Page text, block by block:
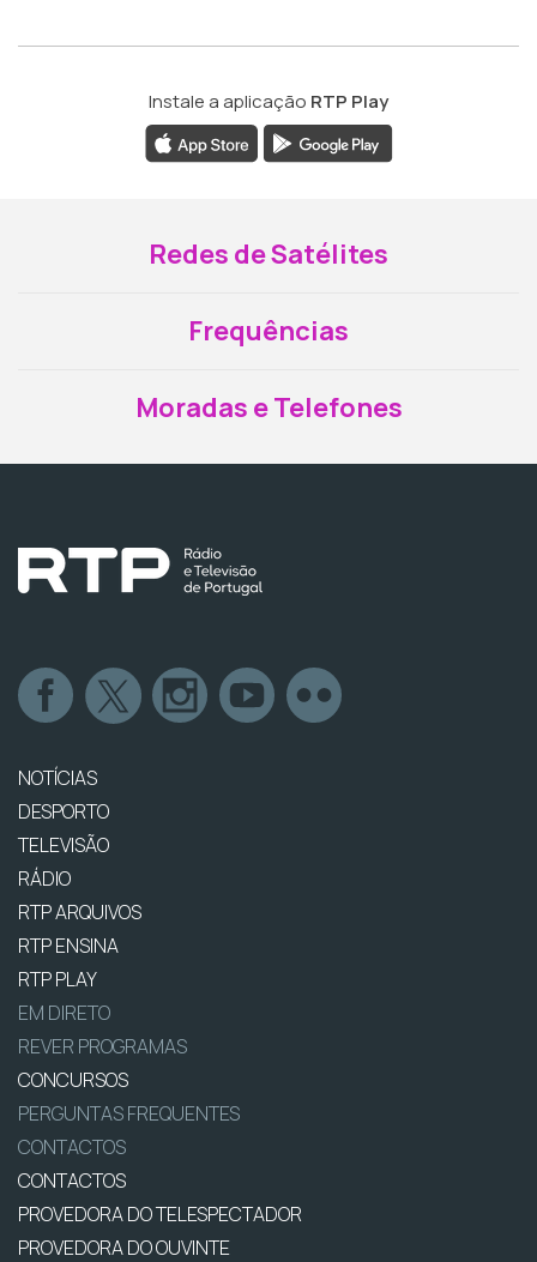
Instale a aplicação RTP Play
Redes de Satélites
Frequências
Moradas e Telefones
NOTÍCIAS
DESPORTO
TELEVISÃO
RÁDIO
RTP ARQUIVOS
RTP ENSINA
RTP PLAY
EM DIRETO
REVER PROGRAMAS
CONCURSOS
PERGUNTAS FREQUENTES
CONTACTOS
CONTACTOS
PROVEDORA DO TELESPECTADOR
PROVEDORA DO OUVINTE